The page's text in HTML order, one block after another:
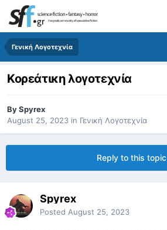
Γενική Λογοτεχνία
Κορεάτικη λογοτεχνία
BySpyrex
August 25, 2023 in Γενική Λογοτεχνία
Reply to this topic
Spyrex
Posted August 25, 2023